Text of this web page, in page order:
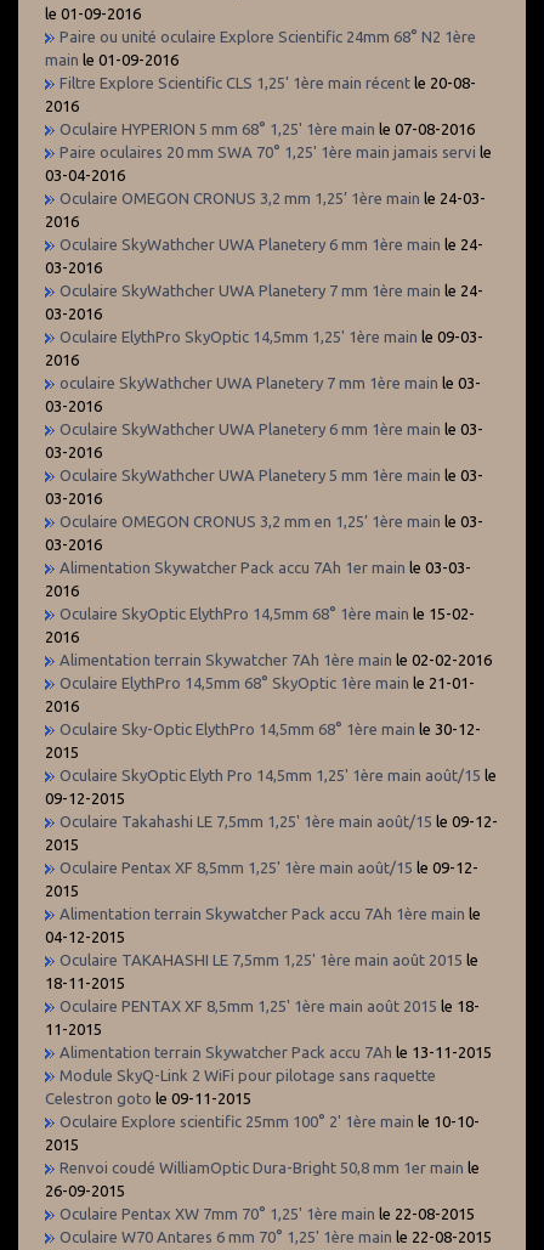
le 01-09-2016
Paire ou unité oculaire Explore Scientific 24mm 68° N2 1ère
main le 01-09-2016
Filtre Explore Scientific CLS 1,25' 1ère main récent le 20-08-
2016
Oculaire HYPERION 5 mm 68° 1,25' 1ère main le 07-08-2016
Paire oculaires 20 mm SWA 70° 1,25' 1ère main jamais servi le
03-04-2016
Oculaire OMEGON CRONUS 3,2 mm 1,25’ 1ère main le 24-03-
2016
Oculaire SkyWathcher UWA Planetery 6 mm 1ère main le 24-
03-2016
Oculaire SkyWathcher UWA Planetery 7 mm 1ère main le 24-
03-2016
Oculaire ElythPro SkyOptic 14,5mm 1,25' 1ère main le 09-03-
2016
oculaire SkyWathcher UWA Planetery 7 mm 1ère main le 03-
03-2016
Oculaire SkyWathcher UWA Planetery 6 mm 1ère main le 03-
03-2016
Oculaire SkyWathcher UWA Planetery 5 mm 1ère main le 03-
03-2016
Oculaire OMEGON CRONUS 3,2 mm en 1,25’ 1ère main le 03-
03-2016
Alimentation Skywatcher Pack accu 7Ah 1er main le 03-03-
2016
Oculaire SkyOptic ElythPro 14,5mm 68° 1ère main le 15-02-
2016
Alimentation terrain Skywatcher 7Ah 1ère main le 02-02-2016
Oculaire ElythPro 14,5mm 68° SkyOptic 1ère main le 21-01-
2016
Oculaire Sky-Optic ElythPro 14,5mm 68° 1ère main le 30-12-
2015
Oculaire SkyOptic Elyth Pro 14,5mm 1,25' 1ère main août/15 le
09-12-2015
Oculaire Takahashi LE 7,5mm 1,25' 1ère main août/15 le 09-12-
2015
Oculaire Pentax XF 8,5mm 1,25' 1ère main août/15 le 09-12-
2015
Alimentation terrain Skywatcher Pack accu 7Ah 1ère main le
04-12-2015
Oculaire TAKAHASHI LE 7,5mm 1,25' 1ère main août 2015 le
18-11-2015
Oculaire PENTAX XF 8,5mm 1,25' 1ère main août 2015 le 18-
11-2015
Alimentation terrain Skywatcher Pack accu 7Ah le 13-11-2015
Module SkyQ-Link 2 WiFi pour pilotage sans raquette
Celestron goto le 09-11-2015
Oculaire Explore scientific 25mm 100° 2' 1ère main le 10-10-
2015
Renvoi coudé WilliamOptic Dura-Bright 50,8 mm 1er main le
26-09-2015
Oculaire Pentax XW 7mm 70° 1,25' 1ère main le 22-08-2015
Oculaire W70 Antares 6 mm 70° 1,25' 1ère main le 22-08-2015